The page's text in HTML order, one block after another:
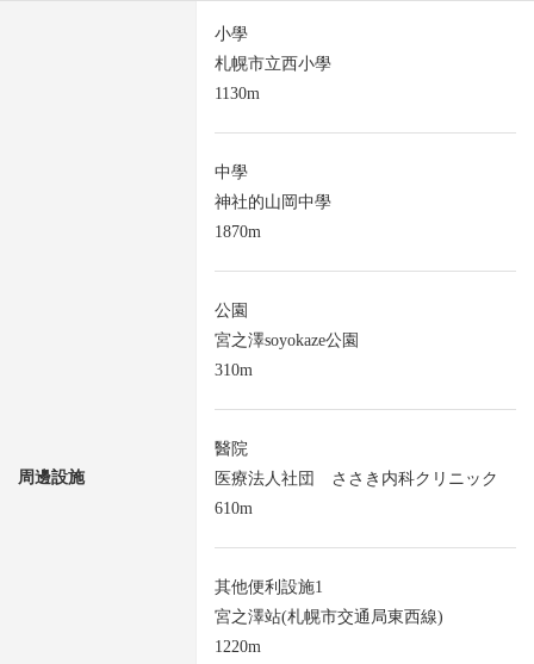
周邊設施
小學
札幌市立西小學
1130m
中學
神社的山岡中學
1870m
公園
宮之澤soyokaze公園
310m
醫院
医療法人社団 ささき内科クリニック
610m
其他便利設施1
宮之澤站(札幌市交通局東西線)
1220m